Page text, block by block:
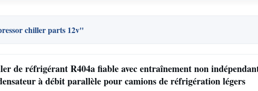
chiller parts 12v"
de réfrigérant R404a fiable avec entraînement non
à débit parallèle pour camions de réfrigération légers